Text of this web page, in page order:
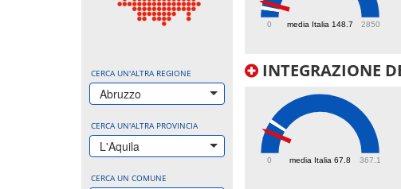
CERCA UN'ALTRA REGIONE
Abruzzo
CERCA UN'ALTRA PROVINCIA
L'Aquila
CERCA UN COMUNE
media Italia 148.7
0 2850
INTEGRAZIONE
media Italia 67.8
0 367.1